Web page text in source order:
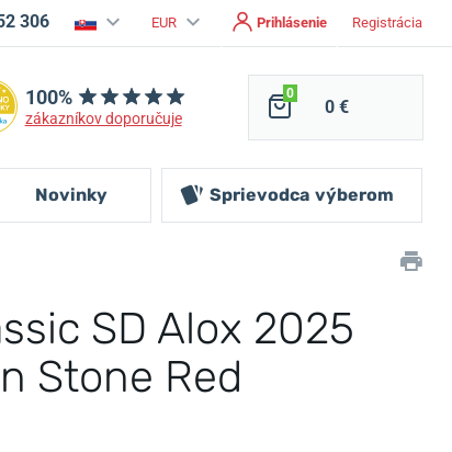
306 EUR Prihlásenie Registrácia
100%
zákazníkov doporučuje
0
0 €
Novinky Sprievodca výberom
SD Alox 2025
Stone Red